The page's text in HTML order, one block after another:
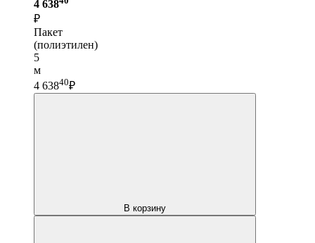
4 638
₽
Пакет
(полиэтилен)
5
м
4 63840₽
В корзину